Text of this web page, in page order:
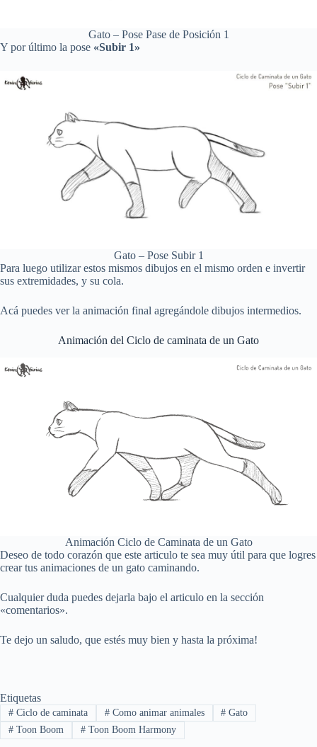
Gato – Pose Pase de Posición 1
Y por último la pose «Subir 1»
Gato – Pose Subir 1
Para luego utilizar estos mismos dibujos en el mismo orden e invertir
sus extremidades, y su cola.
Acá puedes ver la animación final agregándole dibujos intermedios.
Animación del Ciclo de caminata de un Gato
Animación Ciclo de Caminata de un Gato
Deseo de todo corazón que este articulo te sea muy útil para que logres
crear tus animaciones de un gato caminando.
Cualquier duda puedes dejarla bajo el articulo en la sección
«comentarios».
Te dejo un saludo, que estés muy bien y hasta la próxima!
Etiquetas
#Ciclo de caminata #Como animar animales # Gato
#Toon Boom #Toon Boom Harmony